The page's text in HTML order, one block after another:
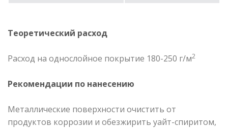
Теоретический расход
Расход на однослойное покрытие 180-250 г/м2
Рекомендации по нанесению
Металлические поверхности очистить от
продуктов коррозии и обезжирить уайт-спиритом,